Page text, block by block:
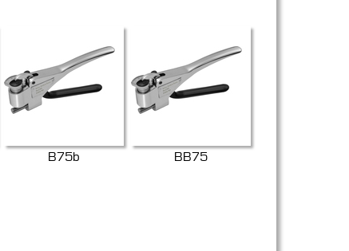
B75b BB75